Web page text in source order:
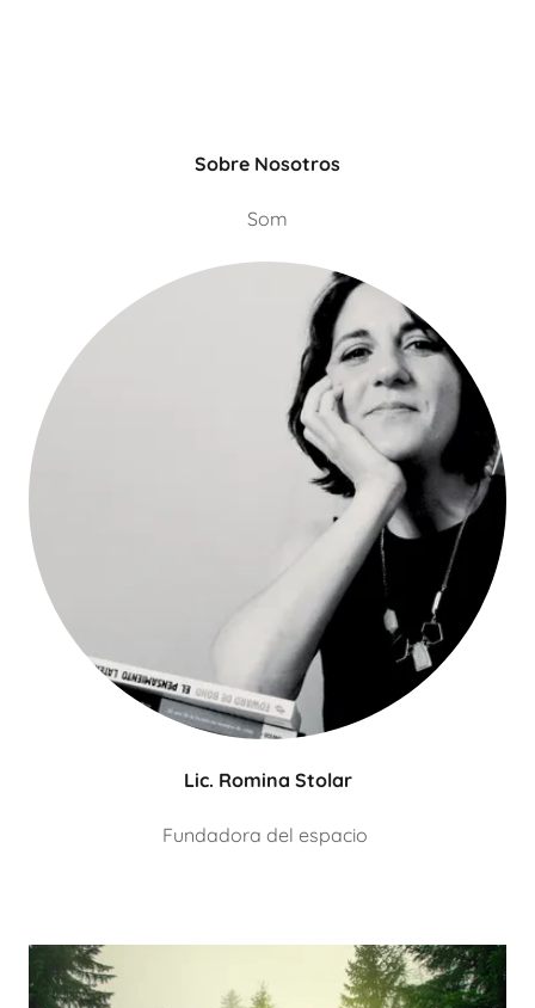
Sobre Nosotros
Som
Lic. Romina Stolar
Fundadora del espacio